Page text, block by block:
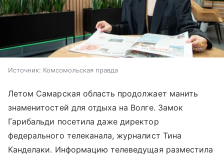
Источник: Комсомольская правда
Летом Самарская область продолжает манить
знаменитостей для отдыха на Волге. Замок
Гарибальди посетила даже директор
федерального телеканала, журналист Тина
Канделаки. Информацию телеведущая разместила